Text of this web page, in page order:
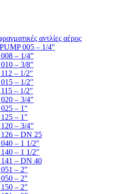
αντλίες αέρος
005 – 1/4″
– 1/4”
– 3/8″
– 1/2″
– 1/2″
– 1/2″
– 3/4″
– 1″
– 1″
– 3/4”
– DN 25
– 1 1/2″
– 1 1/2″
– DN 40
– 2″
– 2″
– 2″